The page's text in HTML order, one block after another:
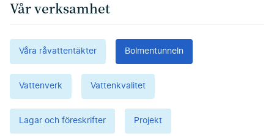
Vår verksamhet
Våra råvattentäkter Bolmentunneln
Vattenverk Vattenkvalitet
Lagar och föreskrifter Projekt